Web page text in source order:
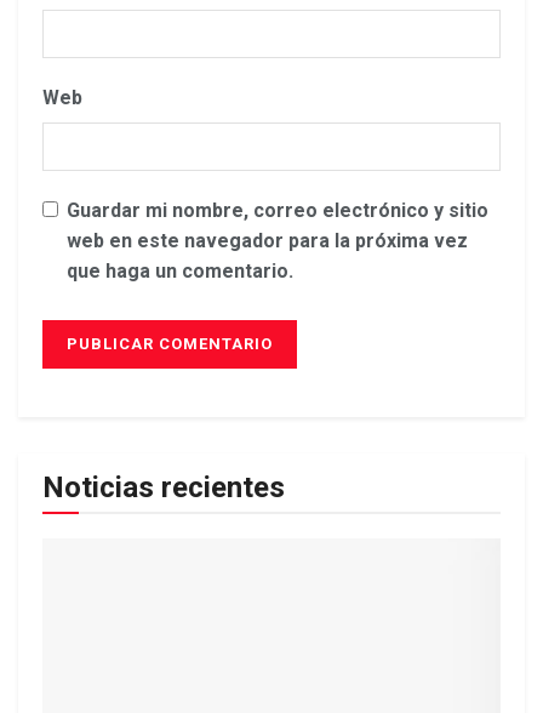
Web
Guardar mi nombre, correo electrónico y sitio
web en este navegador para la próxima vez
que haga un comentario.
Noticias recientes